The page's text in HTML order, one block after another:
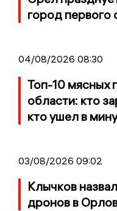
город первого
04/08/2026 08:30
Топ-10 мясных
области: кто
кто ушел в
03/08/2026 09:02
Клычков
дронов в